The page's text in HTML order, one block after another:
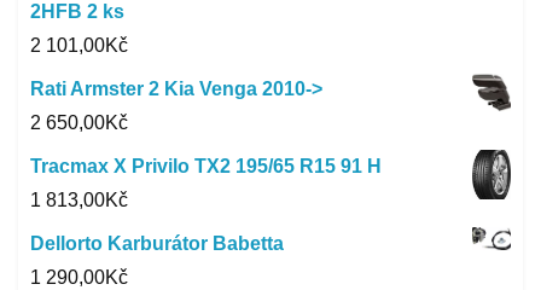
2HFB 2 ks
2 101,00Kč
Rati Armster 2 Kia Venga 2010->
2 650,00Kč
Tracmax X Privilo TX2 195/65 R15 91 H
1 813,00Kč
Dellorto Karburátor Babetta
1 290,00Kč